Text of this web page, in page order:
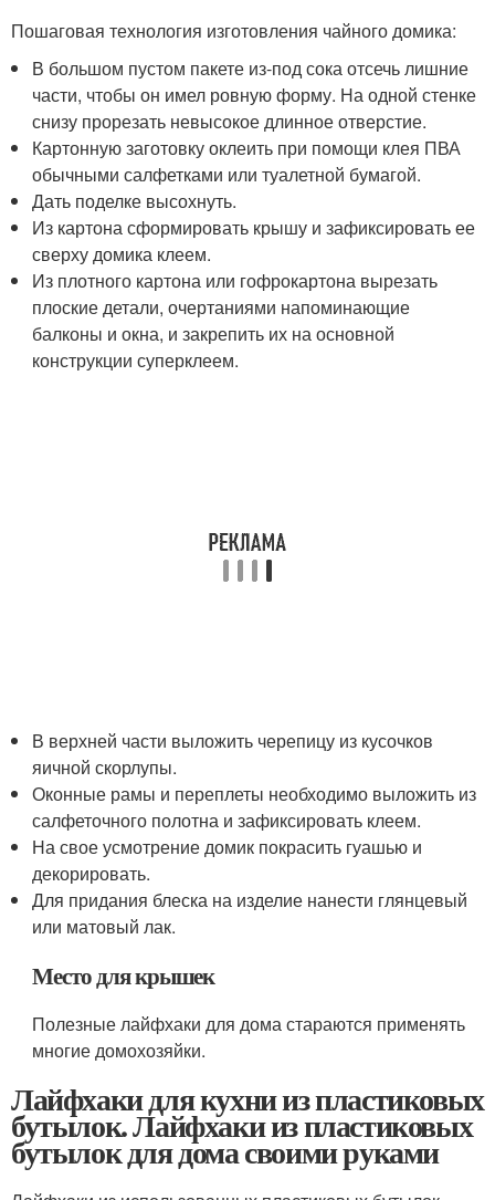
Пошаговая технология изготовления чайного домика:
В большом пустом пакете из-под сока отсечь лишние
части, чтобы он имел ровную форму. На одной стенке
снизу прорезать невысокое длинное отверстие.
Картонную заготовку оклеить при помощи клея ПВА
обычными салфетками или туалетной бумагой.
Дать поделке высохнуть.
Из картона сформировать крышу и зафиксировать ее
сверху домика клеем.
Из плотного картона или гофрокартона вырезать
плоские детали, очертаниями напоминающие
балконы и окна, и закрепить их на основной
конструкции суперклеем.
В верхней части выложить черепицу из кусочков
яичной скорлупы.
Оконные рамы и переплеты необходимо выложить из
салфеточного полотна и зафиксировать клеем.
На свое усмотрение домик покрасить гуашью и
декорировать.
Для придания блеска на изделие нанести глянцевый
или матовый лак.
Место для крышек
Полезные лайфхаки для дома стараются применять
многие домохозяйки.
Лайфхаки для кухни из пластиковых
бутылок. Лайфхаки из пластиковых
бутылок для дома своими руками